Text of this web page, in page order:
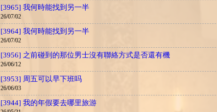
[3965] 我何時能找到另一半
26/07/02
[3964] 我何時能找到另一半
26/07/02
[3956] 之前碰到的那位男士沒有聯絡方式是否還有機
26/06/12
[3953] 周五可以早下班吗
26/06/03
[3944] 我的年假要去哪里旅游